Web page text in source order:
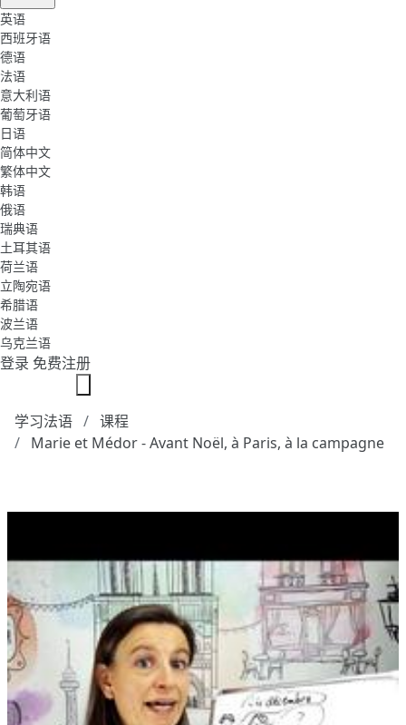
英语
西班牙语
德语
法语
意大利语
葡萄牙语
日语
简体中文
繁体中文
韩语
俄语
瑞典语
土耳其语
荷兰语
立陶宛语
希腊语
波兰语
乌克兰语
登录 免费注册
学习法语
课程
Marie et Médor - Avant Noël, à Paris, à la campagne